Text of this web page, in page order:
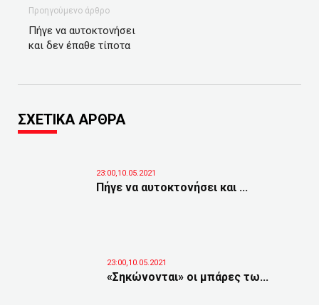
Προηγούμενο άρθρο
Πήγε να αυτοκτονήσει
και δεν έπαθε τίποτα
ΣΧΕΤΙΚΑ ΑΡΘΡΑ
23:00,10.05.2021
Πήγε να αυτοκτονήσει και ...
23:00,10.05.2021
«Σηκώνονται» οι μπάρες τω...